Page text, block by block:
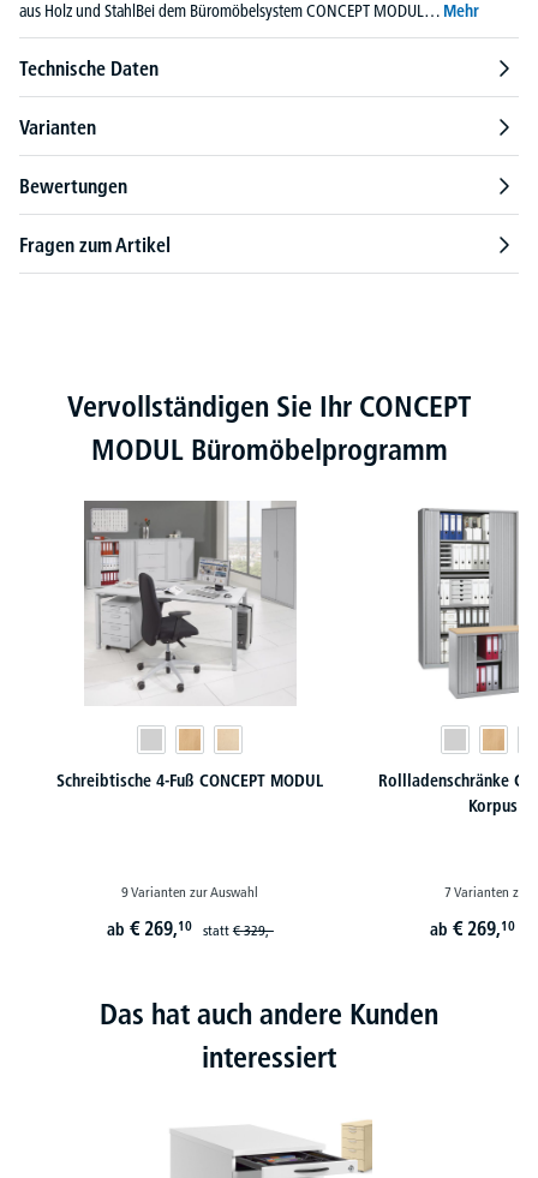
aus Holz und StahlBei dem Büromöbelsystem CONCEPT MODUL… Mehr
Technische Daten
Varianten
Bewertungen
Fragen zum Artikel
Produktgalerie überspringen
Vervollständigen Sie Ihr CONCEPT
MODUL Büromöbelprogramm
Schreibtische 4-Fuß CONCEPT MODUL
9 Varianten zur Auswahl
ab € 269,10 statt€ 329,-
Rollladenschränke
Korpus
7 Varianten zur
ab € 269,10
Das hat auch andere Kunden
interessiert